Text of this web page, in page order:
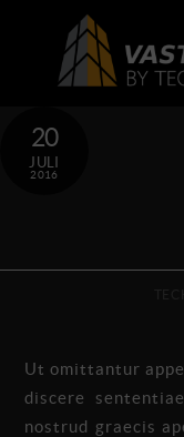
content
20
JULI
2016
Ut omittantur
discere
nostrud graecis